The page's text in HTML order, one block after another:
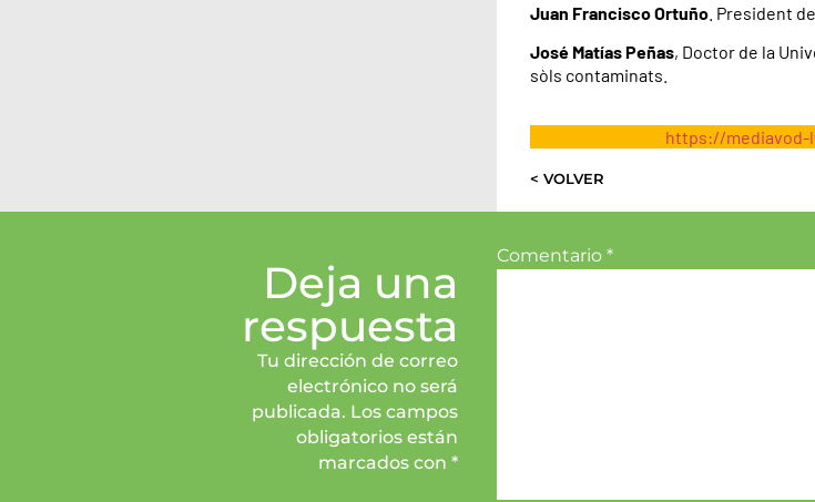
Juan Francisco Ortuño. President
José Matías Peñas, Doctor de la
sòls contaminats.
https://mediavod-
< VOLVER
Deja una
respuesta
Tu dirección de correo
electrónico no será
publicada. Los campos
obligatorios están
marcados con *
Comentario *